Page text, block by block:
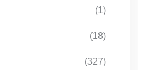
(1)
(18)
(327)